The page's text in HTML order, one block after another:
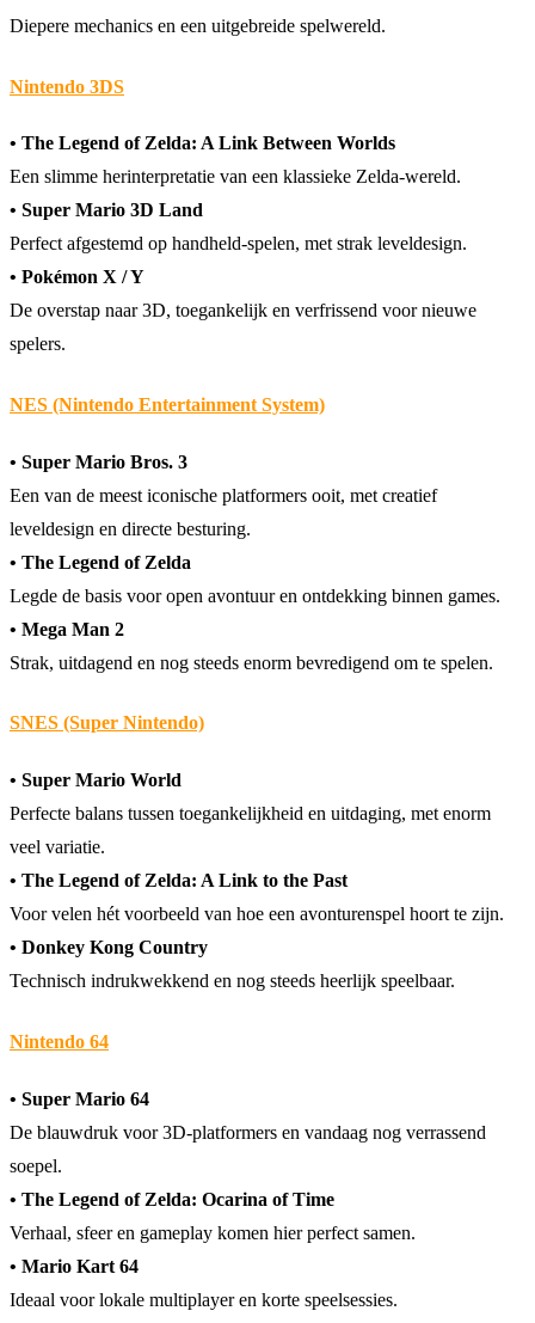
Diepere mechanics en een uitgebreide spelwereld.
Nintendo 3DS
• The Legend of Zelda: A Link Between Worlds
Een slimme herinterpretatie van een klassieke Zelda-wereld.
• Super Mario 3D Land
Perfect afgestemd op handheld-spelen, met strak leveldesign.
• Pokémon X / Y
De overstap naar 3D, toegankelijk en verfrissend voor nieuwe
spelers.
NES (Nintendo Entertainment System)
• Super Mario Bros. 3
Een van de meest iconische platformers ooit, met creatief
leveldesign en directe besturing.
• The Legend of Zelda
Legde de basis voor open avontuur en ontdekking binnen games.
• Mega Man 2
Strak, uitdagend en nog steeds enorm bevredigend om te spelen.
SNES (Super Nintendo)
• Super Mario World
Perfecte balans tussen toegankelijkheid en uitdaging, met enorm
veel variatie.
• The Legend of Zelda: A Link to the Past
Voor velen hét voorbeeld van hoe een avonturenspel hoort te zijn.
• Donkey Kong Country
Technisch indrukwekkend en nog steeds heerlijk speelbaar.
Nintendo 64
• Super Mario 64
De blauwdruk voor 3D-platformers en vandaag nog verrassend
soepel.
• The Legend of Zelda: Ocarina of Time
Verhaal, sfeer en gameplay komen hier perfect samen.
• Mario Kart 64
Ideaal voor lokale multiplayer en korte speelsessies.